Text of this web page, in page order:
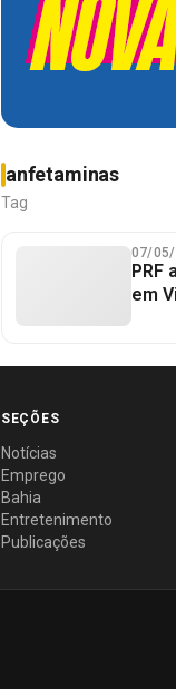
anfetaminas
Tag
07/05/
PRF
em
SEÇÕES
Notícias
Emprego
Bahia
Entretenimento
Publicações